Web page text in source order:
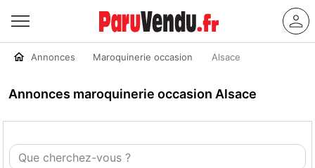
Annonces Maroquinerie occasion Alsace
Annonces maroquinerie occasion Alsace